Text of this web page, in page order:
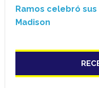
Ramos celebró sus
Madison